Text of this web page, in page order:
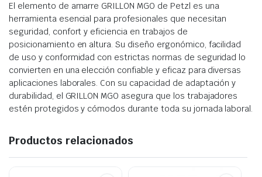
El elemento de amarre GRILLON MGO de Petzl es una
herramienta esencial para profesionales que necesitan
seguridad, confort y eficiencia en trabajos de
posicionamiento en altura. Su diseño ergonómico, facilidad
de uso y conformidad con estrictas normas de seguridad lo
convierten en una elección confiable y eficaz para diversas
aplicaciones laborales. Con su capacidad de adaptación y
durabilidad, el GRILLON MGO asegura que los trabajadores
estén protegidos y cómodos durante toda su jornada laboral.
Productos relacionados